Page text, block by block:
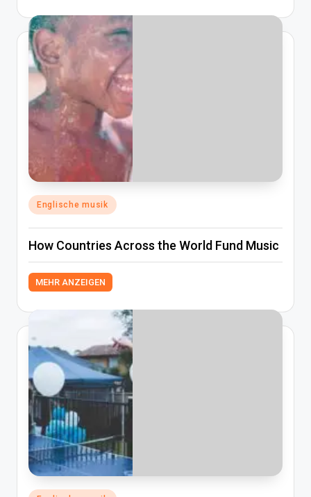
Posted
in
Englische musik
How Countries Across the World Fund Music
MEHR ANZEIGEN